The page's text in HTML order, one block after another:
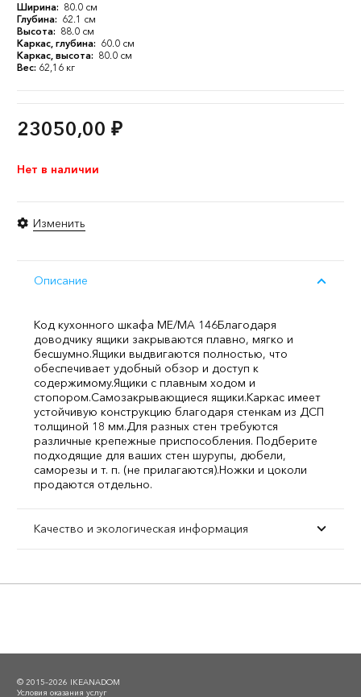
Ширина: 80.0 см
Глубина: 62.1 см
Высота: 88.0 см
Каркас, глубина: 60.0 см
Каркас, высота: 80.0 см
Вес: 62,16 кг
23050,00 ₽
Нет в наличии
Изменить
Описание
Код кухонного шкафа ME/MA 146Благодаря
доводчику ящики закрываются плавно, мягко и
бесшумно.Ящики выдвигаются полностью, что
обеспечивает удобный обзор и доступ к
содержимому.Ящики с плавным ходом и
стопором.Самозакрывающиеся ящики.Каркас имеет
устойчивую конструкцию благодаря стенкам из ДСП
толщиной 18 мм.Для разных стен требуются
различные крепежные приспособления. Подберите
подходящие для ваших стен шурупы, дюбели,
саморезы и т. п. (не прилагаются).Ножки и цоколи
продаются отдельно.
Качество и экологическая информация
© 2015–2026 IKEANADOM
Условия оказания услуг